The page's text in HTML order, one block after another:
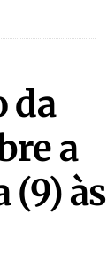
da
a
às